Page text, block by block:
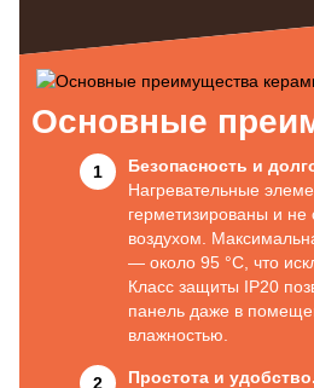
Основные
Безопасность и
Нагревательные
герметизированы и не
воздухом.
— около 95 °C, что
Класс защиты IP20
панель даже в
влажностью.
Простота и удобство.